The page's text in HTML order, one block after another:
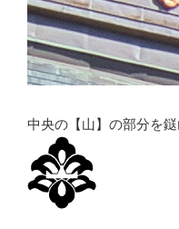
中央の【山】の部分を鎹